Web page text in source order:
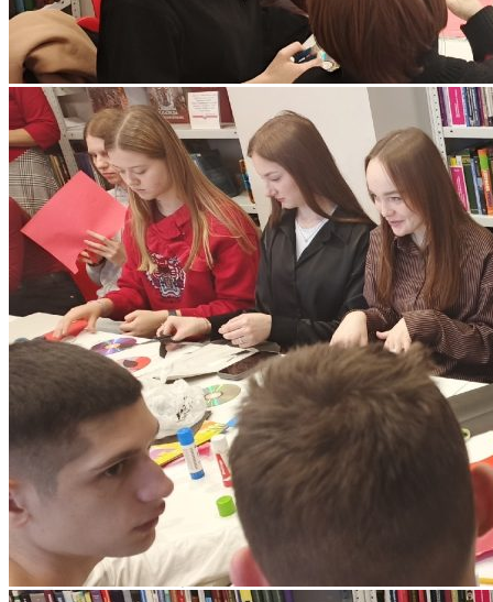
Основные сведения о ЕГЭ
Перечень необходимых документов
План приема
Особые права и преимущества
Учет индивидуальных достижений
Поступление на базе среднего
профессионального образования
РЕЙТИНГОВЫЕ СПИСКИ. КОЛИЧЕСТВО
ПОДАННЫХ ЗАЯВЛЕНИЙ
ПРИКАЗЫ О ЗАЧИСЛЕНИИ
ПРОГРАММЫ СПО (КОЛЛЕДЖ)
Стоимость обучения
Информация для абитуриентов
Перечень специальностей (количество
мест для приема)